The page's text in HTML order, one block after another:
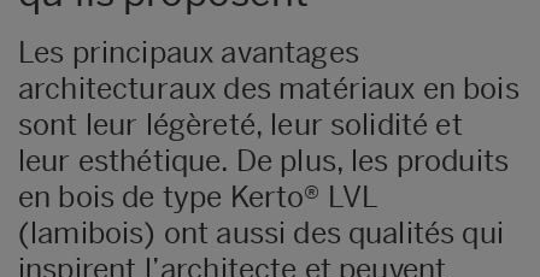
Les principaux avantages
architecturaux des matériaux en bois
sont leur légèreté, leur solidité et
leur esthétique. De plus, les produits
en bois de type Kerto® LVL
(lamibois) ont aussi des qualités qui
inspirent l’architecte et peuvent